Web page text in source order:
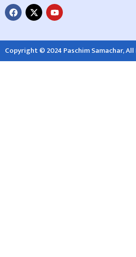
Copyright © 2024 Paschim Samachar,